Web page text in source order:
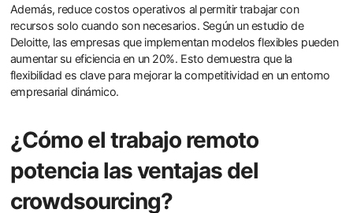
Además, reduce costos operativos al permitir trabajar con
recursos solo cuando son necesarios. Según un estudio de
Deloitte, las empresas que implementan modelos flexibles pueden
aumentar su eficiencia en un 20%. Esto demuestra que la
flexibilidad es clave para mejorar la competitividad en un entorno
empresarial dinámico.
¿Cómo el trabajo remoto
potencia las ventajas del
crowdsourcing?